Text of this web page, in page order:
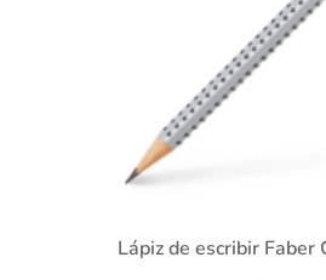
Lápiz de escribir Faber